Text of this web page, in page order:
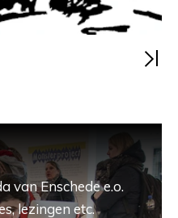
van Enschede e.o.
lezingen etc.